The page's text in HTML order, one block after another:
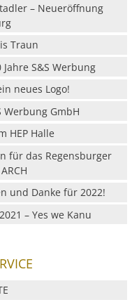
– Neueröffnung
Traun
S&S Werbung
neues Logo!
Werbung GmbH
HEP Halle
für das Regensburger
und Danke für 2022!
– Yes we Kanu